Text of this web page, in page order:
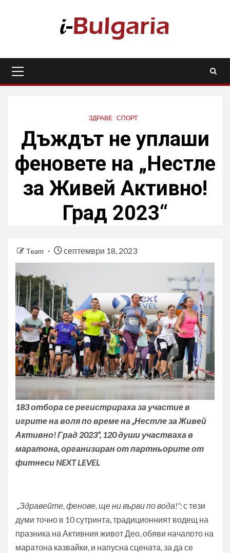
Menu
ЗДРАВЕ СПОРТ
Дъждът не уплаши
феновете на „Нестле
за Живей Активно!
Град 2023“
Team септември 18, 2023
183 отбора се регистрираха за участие в
игрите на воля по време на „Нестле за Живей
Активно!Град 2023“, 120 души участваха в
маратона, организиран от партньорите от
фитнеси NEXT LEVEL
„Здравейте, фенове, ще ни върви по вода!“:с тези
думи точно в 10 сутринта, традиционният водещ на
празника на Активния живот Део, обяви началото на
маратона казвайки, и напусна сцената, за да се